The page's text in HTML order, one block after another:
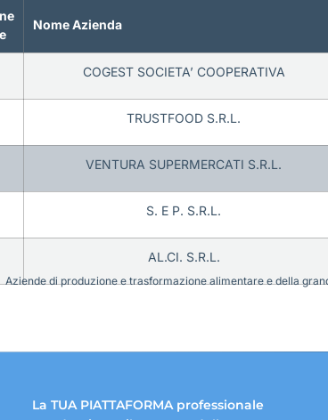
Nome Azienda
COGEST SOCIETA’ COOPERATIVA
TRUSTFOOD S.R.L.
VENTURA SUPERMERCATI S.R.L.
S. E P. S.R.L.
AL.CI. S.R.L.
Aziende di produzione e trasformazione alimentare e della
La TUA PIATTAFORMA professionale